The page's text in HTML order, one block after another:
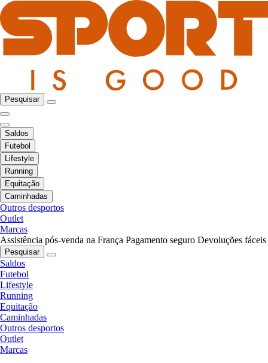
Pesquisar
Saldos
Futebol
Lifestyle
Running
Equitação
Caminhadas
Outros desportos
Outlet
Marcas
Assistência pós-venda na França Pagamento seguro Devoluções fáceis
Pesquisar
Saldos
Futebol
Lifestyle
Running
Equitação
Caminhadas
Outros desportos
Outlet
Marcas